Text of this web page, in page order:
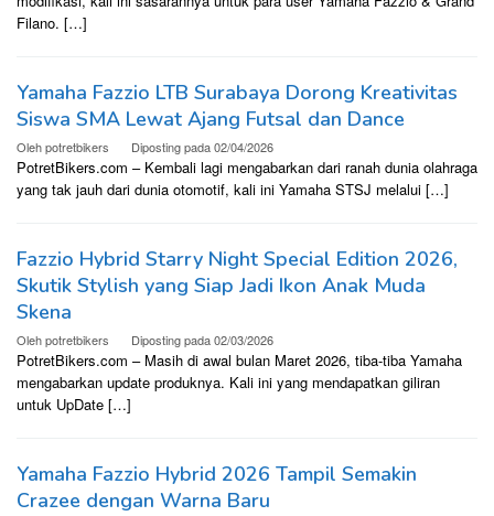
Filano. […]
Yamaha Fazzio LTB Surabaya Dorong Kreativitas
Siswa SMA Lewat Ajang Futsal dan Dance
Olehpotretbikers Diposting pada02/04/2026
PotretBikers.com – Kembali lagi mengabarkan dari ranah dunia olahraga
yang tak jauh dari dunia otomotif, kali ini Yamaha STSJ melalui […]
Fazzio Hybrid Starry Night Special Edition 2026,
Skutik Stylish yang Siap Jadi Ikon Anak Muda
Skena
Olehpotretbikers Diposting pada02/03/2026
PotretBikers.com – Masih di awal bulan Maret 2026, tiba-tiba Yamaha
mengabarkan update produknya. Kali ini yang mendapatkan giliran
untuk UpDate […]
Yamaha Fazzio Hybrid 2026 Tampil Semakin
Crazee dengan Warna Baru